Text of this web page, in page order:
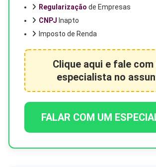
Regularização de Empresas
CNPJ Inapto
Imposto de Renda
Clique aqui e fale com
especialista no
FALAR COM UM